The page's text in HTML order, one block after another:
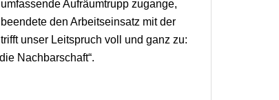
Aufräumtrupp zugange,
den Arbeitseinsatz mit der
unser Leitspruch voll und ganz zu:
Nachbarschaft“.